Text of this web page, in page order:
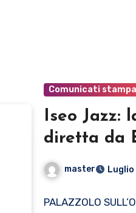
Comunicati stampa
Iseo Jazz:
diretta da
chitarrista
luglio a
master Luglio
PALAZZOLO